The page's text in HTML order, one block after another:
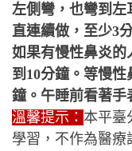
左側彎，也彎到左
直連續做，至少3
如果有慢性鼻炎的
到10分鐘。等慢
鐘。午睡前看著手
溫馨提示： 本平臺
學習，不作為醫療